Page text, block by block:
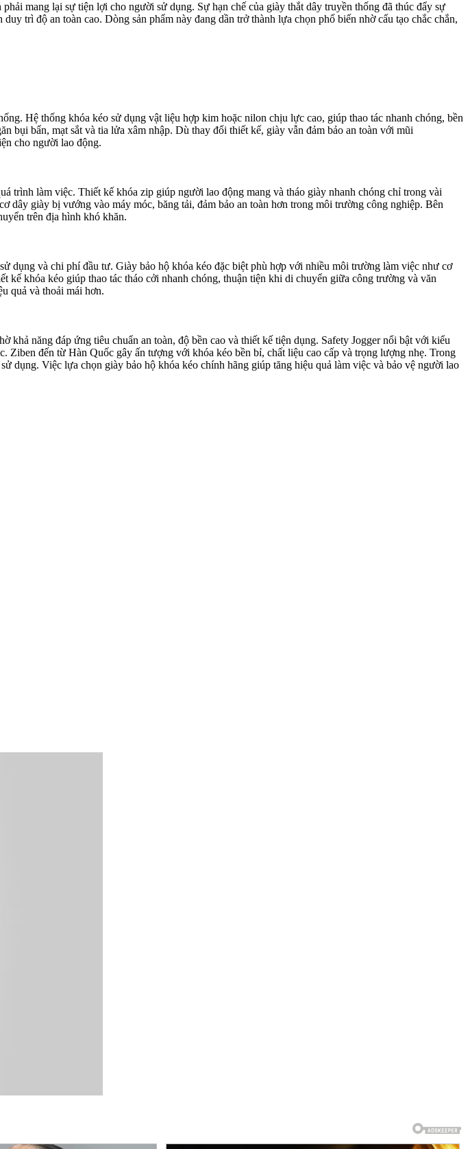
mang lại sự tiện lợi cho người sử dụng. Sự hạn chế của giày thắt dây truyền thống đã thúc đẩy sự
trì độ an toàn cao. Dòng sản phẩm này đang dần trở thành lựa chọn phổ biến nhờ cấu tạo chắc chắn,
Hệ thống khóa kéo sử dụng vật liệu hợp kim hoặc nilon chịu lực cao, giúp thao tác nhanh chóng, bền
bụi bẩn, mạt sắt và tia lửa xâm nhập. Dù thay đổi thiết kế, giày vẫn đảm bảo an toàn với mũi
cho người lao động.
trình làm việc. Thiết kế khóa zip giúp người lao động mang và tháo giày nhanh chóng chỉ trong vài
giày bị vướng vào máy móc, băng tải, đảm bảo an toàn hơn trong môi trường công nghiệp. Bên
trên địa hình khó khăn.
dụng và chi phí đầu tư. Giày bảo hộ khóa kéo đặc biệt phù hợp với nhiều môi trường làm việc như cơ
khóa kéo giúp thao tác tháo cởi nhanh chóng, thuận tiện khi di chuyển giữa công trường và văn
quả và thoải mái hơn.
năng đáp ứng tiêu chuẩn an toàn, độ bền cao và thiết kế tiện dụng. Safety Jogger nổi bật với kiểu
đến từ Hàn Quốc gây ấn tượng với khóa kéo bền bỉ, chất liệu cao cấp và trọng lượng nhẹ. Trong
Việc lựa chọn giày bảo hộ khóa kéo chính hãng giúp tăng hiệu quả làm việc và bảo vệ người lao